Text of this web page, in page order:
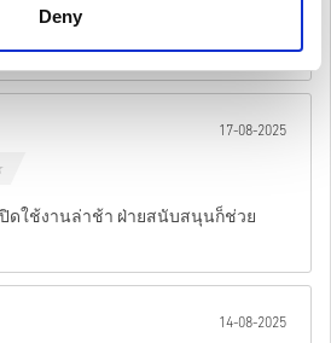
Deny
ร
คุณอาจจะได้รับรหัสมากกว่าหนึ่งรหัส
มเพิ่มเติม ฉันได้รับคีย์ภายในไม่กี่นาที
17-08-2025
ดใช้งานล่าช้า ฝ่ายสนับสนุนก็ช่วย
14-08-2025